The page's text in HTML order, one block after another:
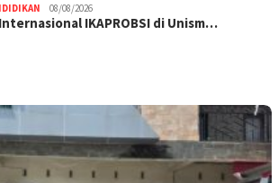
08/08/2026
IKAPROBSI di Unism…